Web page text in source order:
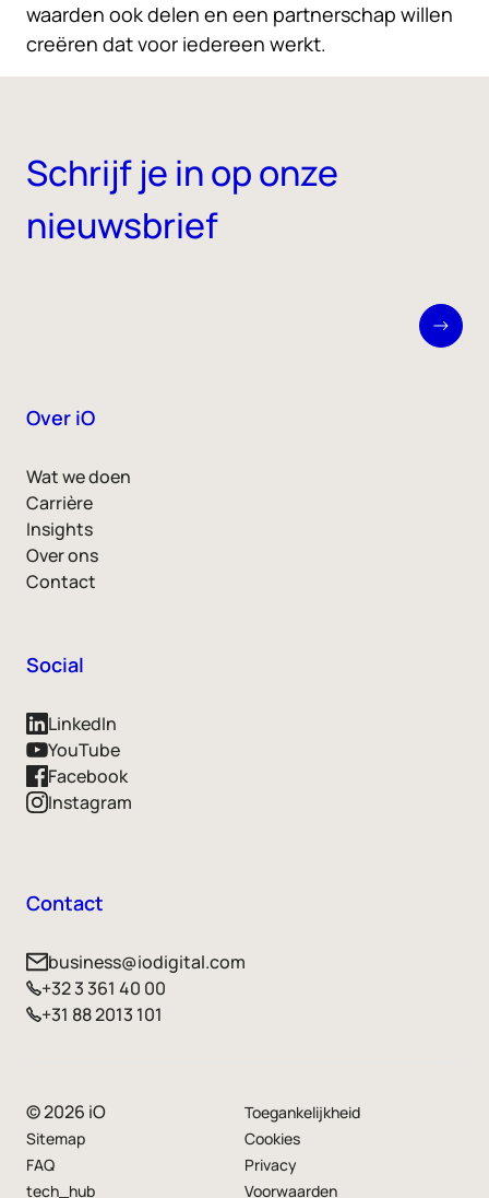
waarden ook delen en een partnerschap willen
creëren dat voor iedereen werkt.
Schrijf je in op onze
nieuwsbrief
Over iO
Wat we doen
Carrière
Insights
Over ons
Contact
Social
LinkedIn
YouTube
Facebook
Instagram
Contact
business@iodigital.com
+32 3 361 40 00
+31 88 2013 101
© 2026 iO
Sitemap
FAQ
tech_hub
Toegankelijkheid
Cookies
Privacy
Voorwaarden